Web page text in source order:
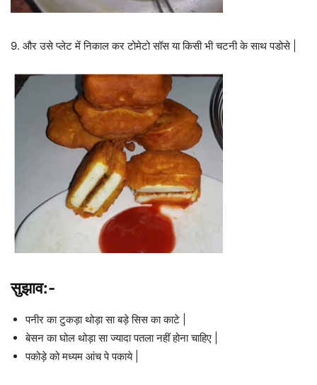
9. और उसे प्लेट में निकाल कर टोमेटो सॉस या किसी भी चटनी के साथ पडोसे |
सुझाव:-
पनीर का टुकड़ा थोड़ा सा बड़े सिस का काटे |
बेसन का घोल थोड़ा सा ज्यादा पतला नहीं होना चाहिए |
पकोड़े को मध्यम आंच पे पकाये |